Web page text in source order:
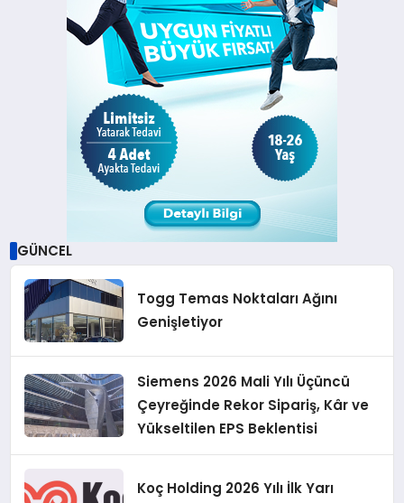
GÜNCEL
Togg Temas Noktaları Ağını
Genişletiyor
Siemens 2026 Mali Yılı Üçüncü
Çeyreğinde Rekor Sipariş, Kâr ve
Yükseltilen EPS Beklentisi
Koç Holding 2026 Yılı İlk Yarı